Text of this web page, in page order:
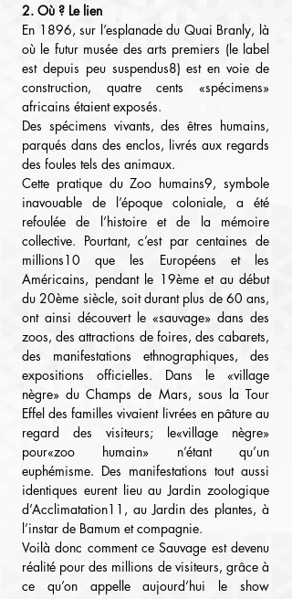
2. Où ? Le lien
En 1896, sur l’esplanade du Quai Branly, là
où le futur musée des arts premiers (le label
est depuis peu suspendus8) est en voie de
construction, quatre cents «spécimens»
africains étaient exposés.
Des spécimens vivants, des êtres humains,
parqués dans des enclos, livrés aux regards
des foules tels des animaux.
Cette pratique du Zoo humains9, symbole
inavouable de l’époque coloniale, a été
refoulée de l’histoire et de la mémoire
collective. Pourtant, c’est par centaines de
millions10 que les Européens et les
Américains, pendant le 19ème et au début
du 20ème siècle, soit durant plus de 60 ans,
ont ainsi découvert le «sauvage» dans des
zoos, des attractions de foires, des cabarets,
des manifestations ethnographiques, des
expositions officielles. Dans le «village
nègre» du Champs de Mars, sous la Tour
Effel des familles vivaient livrées en pâture au
regard des visiteurs; le«village nègre»
pour«zoo humain» n’étant qu’un
euphémisme. Des manifestations tout aussi
identiques eurent lieu au Jardin zoologique
d’Acclimatation11, au Jardin des plantes, à
l’instar de Bamum et compagnie.
Voilà donc comment ce Sauvage est devenu
réalité pour des millions de visiteurs, grâce à
ce qu’on appelle aujourd’hui le show